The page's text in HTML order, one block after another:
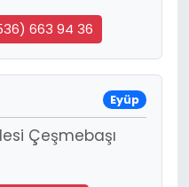
663 94 36
Eyüp
Çeşmebaşı